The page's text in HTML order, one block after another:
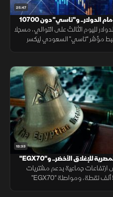
25:47
الجنيه المصري يواصل المكاسب أمام الدولار.. و"تاسي" دون 10700
لليوم الثالث على التوالي، مسجلا
مؤشر "تاسي" السعودي ليكسر
13:33
مشتريات الأجانب تدفع البورصة المصرية للإغلاق الأخضر.. و"EGX70"
ارتفاعات جماعية بدعم مشتريات
الأجانب، مع صعود "EGX30" لـ53.6 ألف نقطة، ومواصلة "EGX70"